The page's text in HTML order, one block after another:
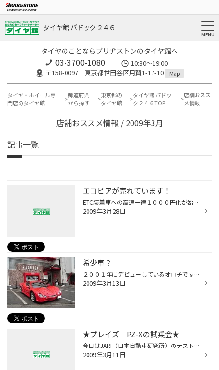
タイヤ館 パドック２４６
タイヤのことならブリヂストンのタイヤ館へ
03-3700-1080
10:30～19:00
〒158-0097 東京都世田谷区用賀1-17-10
Map
タイヤ・ホイール専
門店のタイヤ館
都道府県
から探す
東京都の
タイヤ館
タイヤ館 パドッ
ク２４６TOP
店舗おスス
メ情報
店舗おススメ情報 / 2009年3月
記事一覧
エコピアが売れています！
ETC装着車への高速一律１０００円化が始まりました。 長距離を移動する機会も増える為か、当店では最近エコピア EP100が好評です。 この御時世、お財布に優しいエコタイヤは時代にマッチしているのかもしれませんね。
2009年3月28日
希少車？
２００１年にデビューしているオロチですが、街中でそうそうお目にかかることはありません。 トヨタ製のV6エンジンに5AT。 ファッションスーパーカーと言うコンセプトだけあって運転はかなりイージーです。 それにしても街中ではかなり目立ちます。 法定速度で走っていると、周りのクルマも法定速度...
2009年3月13日
★プレイズ PZ-Xの試乗会★
今日はJARI（日本自動車研究所）のテストコースにて、新商品PZ-Xの試乗会を行ってきました。 一周５キロ以上もある広大なコースで、BスタイルEXとPZ-Xそして某社のタイヤと走行性能比較です。 試乗車はマークX。 3種類のタイヤを比較した感想・・・ 意外にもそれほど売り？ではないPZ-Xの静粛性に驚...
2009年3月11日